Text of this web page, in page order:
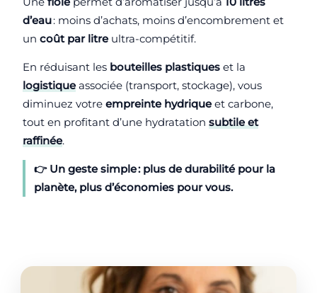
d’eau: moins d’achats, moins d’encombrement et
uncoût par litreultra-compétitif.
En réduisant les bouteilles plastiques et la
logistiqueassociée (transport, stockage), vous
diminuez votreempreinte hydriqueet carbone,
tout en profitant d’une hydratationsubtile et
raffinée.
👉 Un geste simple : plus dedurabilitépour la
planète, plus d’économiespour vous.